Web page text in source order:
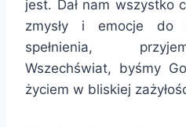
jest. Dał nam wszystko
zmysły i emocje do
spełnienia,
Wszechświat, byśmy
życiem w bliskiej